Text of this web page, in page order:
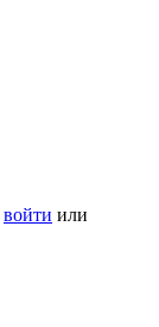
войти или